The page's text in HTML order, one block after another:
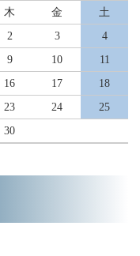
木 金
土
2 3
4
9 10
11
16 17
18
23 24
25
30